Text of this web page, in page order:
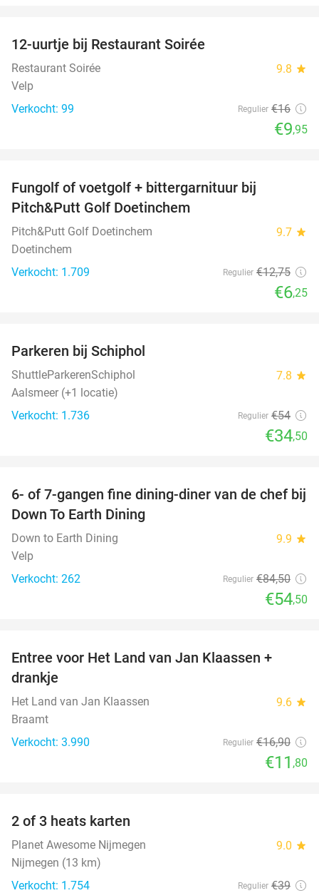
12-uurtje bij Restaurant Soirée
Restaurant Soirée 9.8 star
Velp
Verkocht: 99
Regulier €16
€9,95
Fungolf of voetgolf + bittergarnituur bij
Pitch&Putt Golf Doetinchem
Pitch&Putt Golf Doetinchem 9.7 star
Doetinchem
Verkocht: 1.709
Regulier €12,75
€6,25
Parkeren bij Schiphol
ShuttleParkerenSchiphol 7.8 star
Aalsmeer (+1 locatie)
Verkocht: 1.736
Regulier €54
€34,50
36%
6- of 7-gangen fine dining-diner van de chef bij
Down To Earth Dining
Down to Earth Dining 9.9 star
Velp
Verkocht: 262
Regulier €84,50
€54,50
Entree voor Het Land van Jan Klaassen +
drankje
Het Land van Jan Klaassen 9.6 star
Braamt
Verkocht: 3.990
Regulier €16,90
€11 ,80
2 of 3 heats karten
Planet Awesome Nijmegen 9.0 star
Nijmegen (13 km)
Verkocht: 1.754
Regulier €39